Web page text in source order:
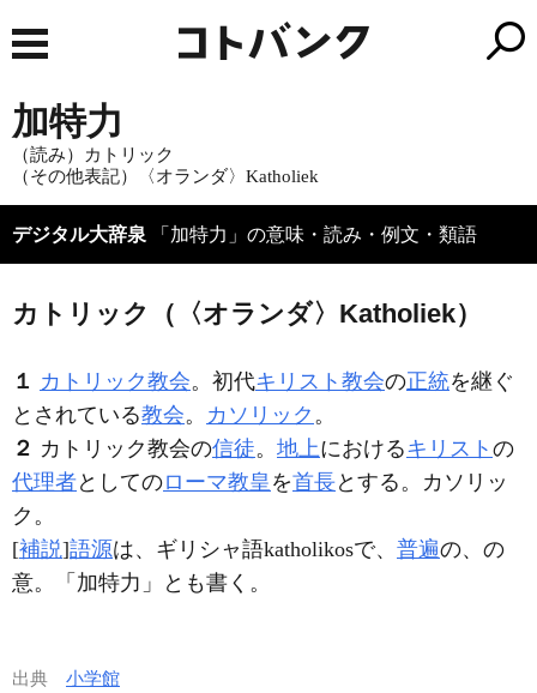
加特力
（読み）カトリック
（その他表記）〈オランダ〉Katholiek
デジタル大辞泉 「加特力」の意味・読み・例文・類語
カトリック（〈オランダ〉Katholiek）
１ カトリック教会。初代キリスト教会の正統を継ぐ
とされている教会。 カソリック 。
２ カトリック教会の信徒。 地上におけるキリスト の
代理者としてのローマ教皇 を首長とする。カソリッ
ク。
[補説]語源は、ギリシャ語katholikosで、 普遍の、の
意。「加特力」とも書く。
出典 小学館